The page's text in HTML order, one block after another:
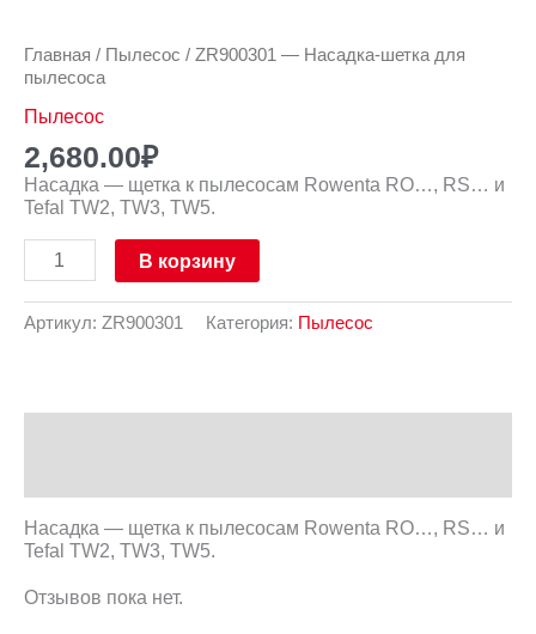
Главная / Пылесос / ZR900301 — Насадка-шетка для
пылесоса
Пылесос
2,680.00₽
Насадка — щетка к пылесосам Rowenta RO…, RS… и
Tefal TW2, TW3, TW5.
В корзину
Артикул: ZR900301 Категория: Пылесос
Насадка — щетка к пылесосам Rowenta RO…, RS… и
Tefal TW2, TW3, TW5.
Отзывов пока нет.